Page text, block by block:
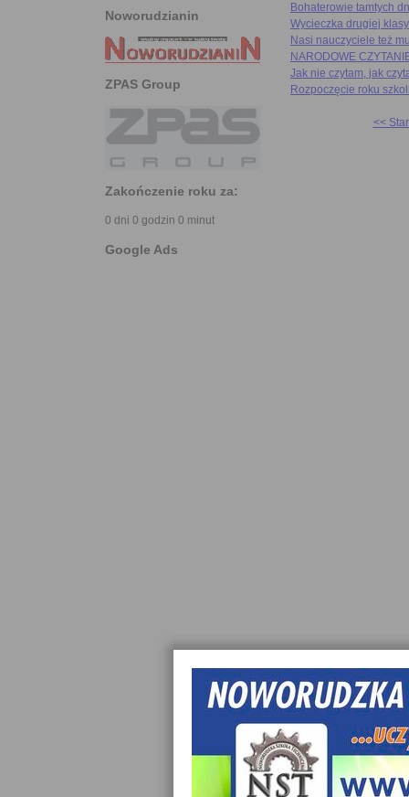
Noworudzianin
ZPAS Group
Zakończenie roku za:
0 dni 0 godzin 0 minut
Google Ads
Bohaterowie tamtych
Wycieczka drugiej
Nasi nauczyciele też
NARODOWE
Jak nie czytam, jak
Rozpoczęcie roku
<<